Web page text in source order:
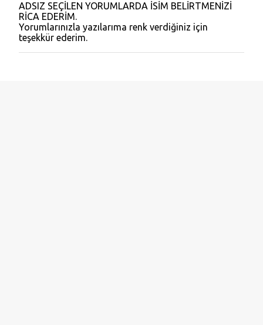
Y
o
r
u
m
ADSIZ SEÇİLEN YORUMLARDA İSİM BELİRTMENİZİ
RİCA EDERİM.
Yorumlarınızla yazılarıma renk verdiğiniz için
teşekkür ederim.